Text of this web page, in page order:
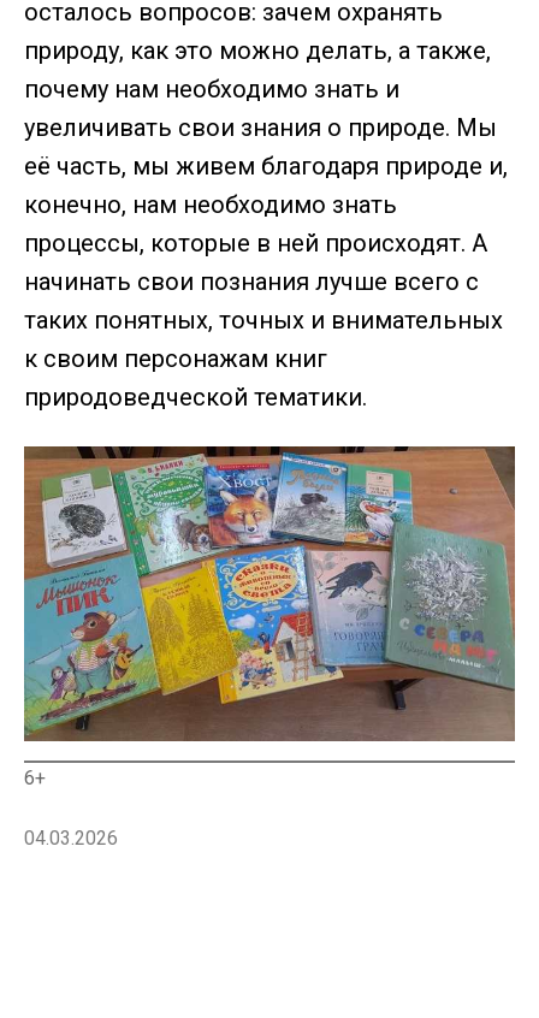
осталось вопросов: зачем охранять
природу, как это можно делать, а также,
почему нам необходимо знать и
увеличивать свои знания о природе. Мы
её часть, мы живем благодаря природе и,
конечно, нам необходимо знать
процессы, которые в ней происходят. А
начинать свои познания лучше всего с
таких понятных, точных и внимательных
к своим персонажам книг
природоведческой тематики.
6+
04.03.2026